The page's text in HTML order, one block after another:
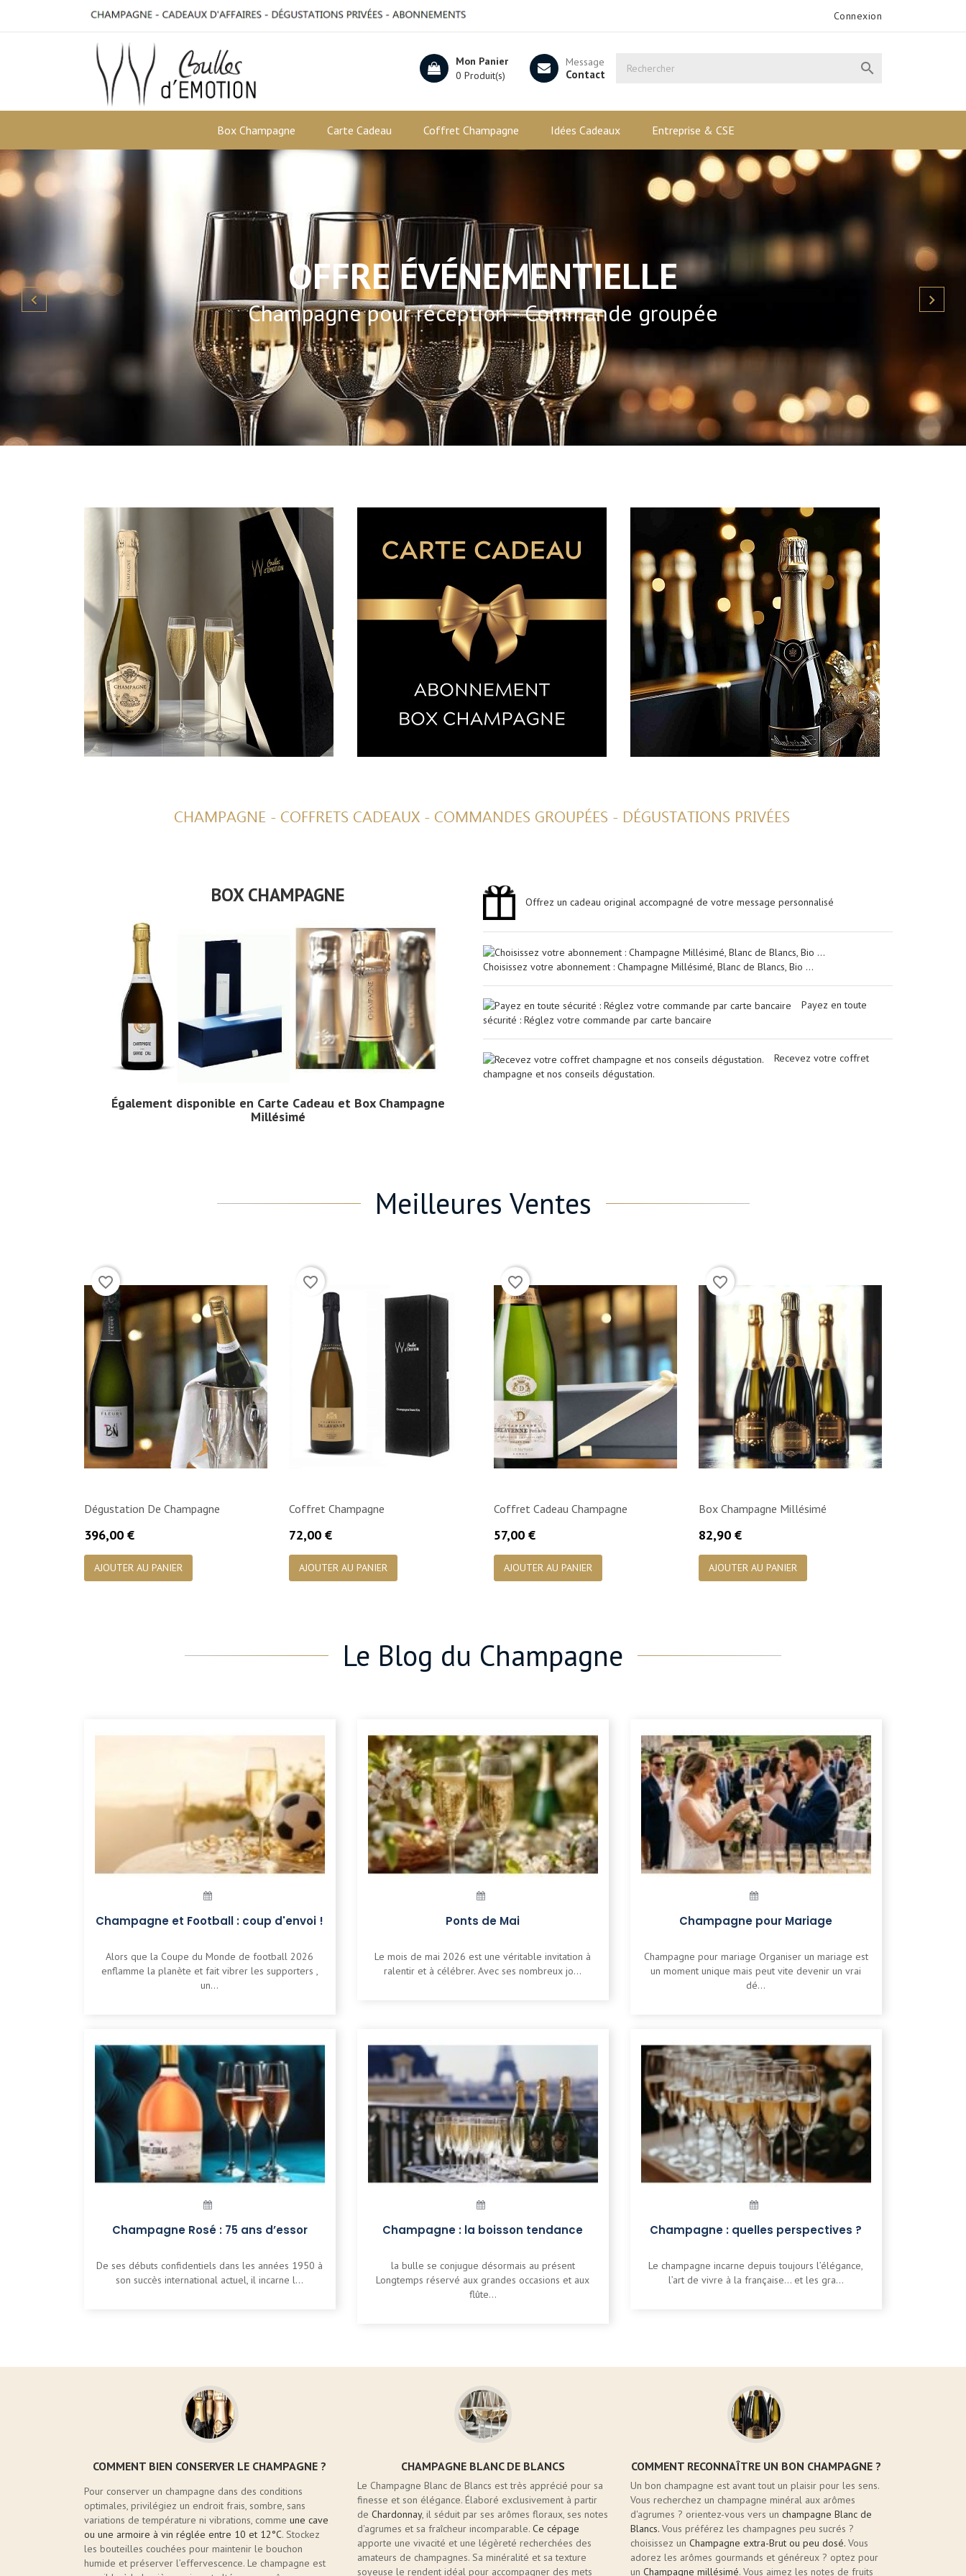
Connexion

Message
Contact
Mon Panier
0 Produit(s)
Box Champagne Carte Cadeau Coffret Champagne Idées Cadeaux Entreprise & CSE
OFFRE ÉVÉNEMENTIELLE
Champagne pour réception - Commande groupée

Précédent

Suivant
BOX CHAMPAGNE
Également disponible en Carte Cadeau et Box Champagne
Millésimé
Offrez un cadeau original accompagné de votre message personnalisé
Choisissez votre abonnement : Champagne Millésimé, Blanc de Blancs, Bio ...
Payez en toute
sécurité : Réglez votre commande par carte bancaire
Recevez votre coffret
champagne et nos conseils dégustation.
Meilleures Ventes

Dégustation De Champagne
Prix
396,00 €
AJOUTER AU PANIER
favorite_border
Coffret Champagne
Prix
72,00 €
AJOUTER AU PANIER
favorite_border
Coffret Cadeau Champagne
Prix
57,00 €
AJOUTER AU PANIER
favorite_border
Box Champagne Millésimé
Prix
82,90 €
AJOUTER AU PANIER
favorite_border
Le Blog du Champagne
Champagne et Football : coup d'envoi !
Alors que la Coupe du Monde de football 2026
enflamme la planète et fait vibrer les supporters ,
un...
Ponts de Mai
Le mois de mai 2026 est une véritable invitation à
ralentir et à célébrer. Avec ses nombreux jo...
Champagne pour Mariage
Champagne pour mariage Organiser un mariage est
un moment unique mais peut vite devenir un vrai
dé...
Champagne Rosé : 75 ans d’essor
De ses débuts confidentiels dans les années 1950 à
son succès international actuel, il incarne l...
Champagne : la boisson tendance
la bulle se conjugue désormais au présent
Longtemps réservé aux grandes occasions et aux
flûte...
Champagne : quelles perspectives ?
Le champagne incarne depuis toujours l’élégance,
l’art de vivre à la française… et les gra...
COMMENT BIEN CONSERVER LE CHAMPAGNE ?
Pour conserver un champagne dans des conditions
optimales, privilégiez un endroit frais, sombre, sans
variations de température ni vibrations, comme une cave
ou une armoire à vin réglée entre 10 et 12°C. Stockez
les bouteilles couchées pour maintenir le bouchon
humide et préserver l’effervescence. Le champagne est
CHAMPAGNE BLANC DE BLANCS
Le Champagne Blanc de Blancs est très apprécié pour sa
finesse et son élégance. Élaboré exclusivement à partir
de Chardonnay, il séduit par ses arômes floraux, ses notes
d'agrumes et sa fraîcheur incomparable. Ce cépage
apporte une vivacité et une légèreté recherchées des
amateurs de champagnes. Sa minéralité et sa texture
soyeuse le rendent idéal pour accompagner des mets
COMMENT RECONNAÎTRE UN BON CHAMPAGNE ?
Un bon champagne est avant tout un plaisir pour les sens.
Vous recherchez un champagne minéral aux arômes
d'agrumes ? orientez-vous vers un champagne Blanc de
Blancs.Vous préférez les champagnes peu sucrés ?
choisissez un Champagne extra-Brut ou peu dosé.Vous
adorez les arômes gourmands et généreux ? optez pour
un Champagne millésimé. Vous aimez les notes de fruits